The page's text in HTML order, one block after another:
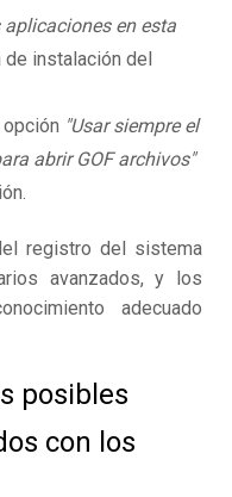
aplicaciones en esta
instalación del
"Usar siempre el
abrir GOF archivos"
registro del sistema
avanzados, y los
adecuado
posibles
con los